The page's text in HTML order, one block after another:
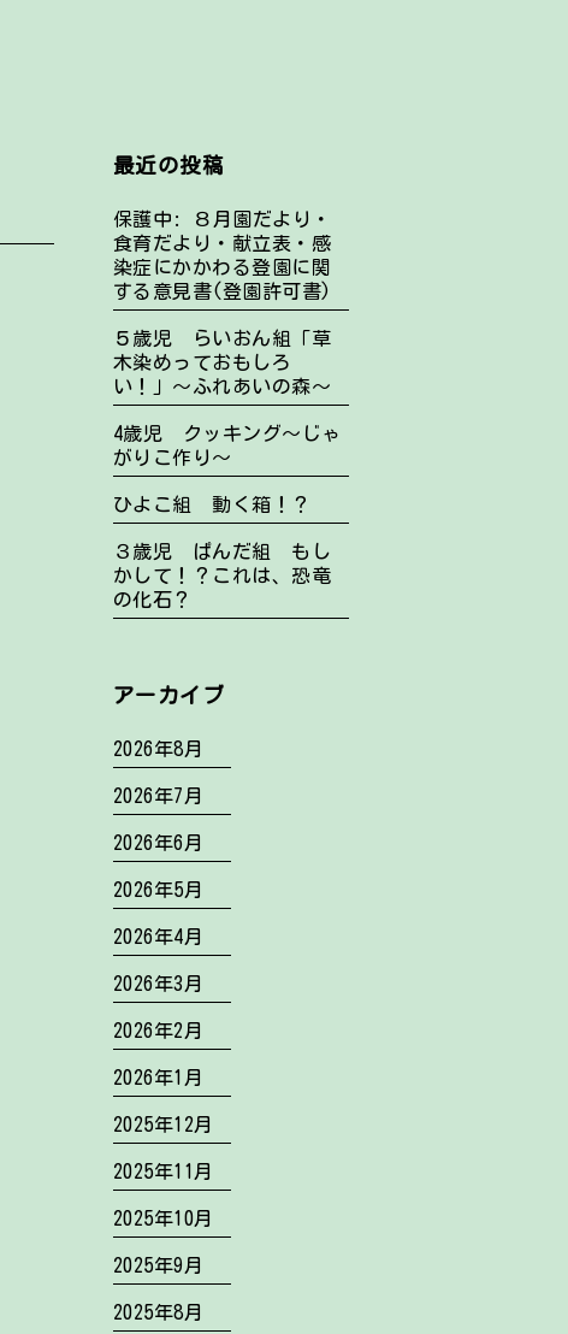
最近の投稿
保護中: ８月園だより・
食育だより・献立表・感
染症にかかわる登園に関
する意見書(登園許可書)
５歳児 らいおん組「草
木染めっておもしろ
い！」～ふれあいの森～
4歳児 クッキング～じゃ
がりこ作り～
ひよこ組 動く箱！？
３歳児 ぱんだ組 もし
かして！？これは、恐竜
の化石？
アーカイブ
2026年8月
2026年7月
2026年6月
2026年5月
2026年4月
2026年3月
2026年2月
2026年1月
2025年12月
2025年11月
2025年10月
2025年9月
2025年8月